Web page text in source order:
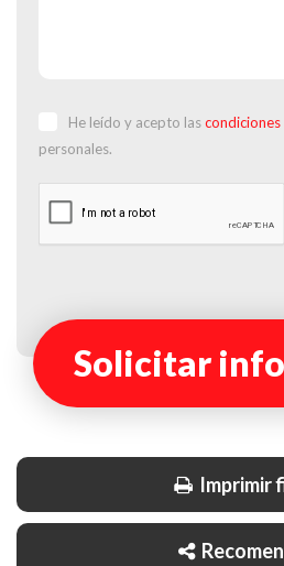
He leído y acepto lascondiciones
personales.
Solicitar
Imprimir